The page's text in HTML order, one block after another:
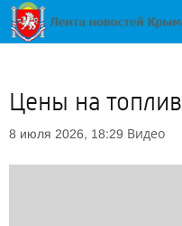
Цены на
8 июля 2026, 18:29 Видео